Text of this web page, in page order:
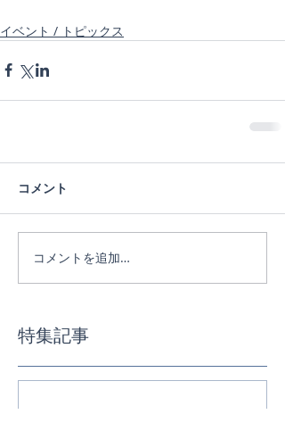
イベント / トピックス
コメント
コメントを追加…
特集記事